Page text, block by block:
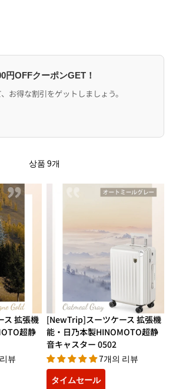
円OFFクーポンGET！
お得な割引をゲットしましょう。
상품 9개
ス 拡張機
超静
뷰
[NewTrip]スーツケース 拡張機
能・日乃本製HINOMOTO超静
音キャスター 0502
7개의 리뷰
タイムセール